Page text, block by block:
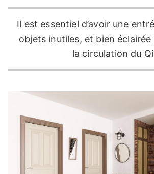
Il est essentiel d’avoir une
objets inutiles, et bien
la circulation du